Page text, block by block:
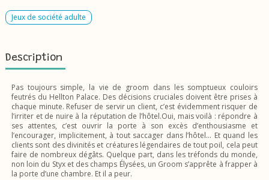
Jeux de société adulte
Description
Pas toujours simple, la vie de groom dans les somptueux couloirs
feutrés du Hellton Palace. Des décisions cruciales doivent être prises à
chaque minute. Refuser de servir un client, c’est évidemment risquer de
l’irriter et de nuire à la réputation de l’hôtel.Oui, mais voilà : répondre à
ses attentes, c’est ouvrir la porte à son excès d’enthousiasme et
l’encourager, implicitement, à tout saccager dans l’hôtel… Et quand les
clients sont des divinités et créatures légendaires de tout poil, cela peut
faire de nombreux dégâts. Quelque part, dans les tréfonds du monde,
non loin du Styx et des champs Élysées, un Groom s’apprête à frapper à
la porte d’une chambre. Et il a peur.